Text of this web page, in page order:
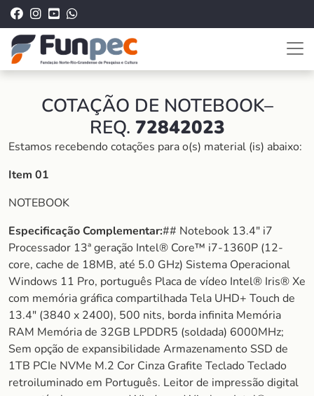
COTAÇÃO DE NOTEBOOK–
REQ. 72842023
Estamos recebendo cotações para o(s) material (is) abaixo:
Item 01
NOTEBOOK
Especificação Complementar:## Notebook 13.4″ i7
Processador 13ª geração Intel® Core™ i7-1360P (12-
core, cache de 18MB, até 5.0 GHz) Sistema Operacional
Windows 11 Pro, português Placa de vídeo Intel® Iris® Xe
com memória gráfica compartilhada Tela UHD+ Touch de
13.4″ (3840 x 2400), 500 nits, borda infinita Memória
RAM Memória de 32GB LPDDR5 (soldada) 6000MHz;
Sem opção de expansibilidade Armazenamento SSD de
1TB PCIe NVMe M.2 Cor Cinza Grafite Teclado Teclado
retroiluminado em Português. Leitor de impressão digital